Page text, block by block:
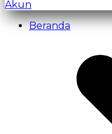
Akun
Beranda